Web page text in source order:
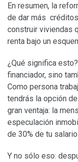
En resumen, la
de dar más
construir viviendas
renta bajo un
¿Qué significa
financiador, sino
Como persona
tendrás la opción
gran ventaja: la
especulación
de 30% de tu
Y no sólo eso: